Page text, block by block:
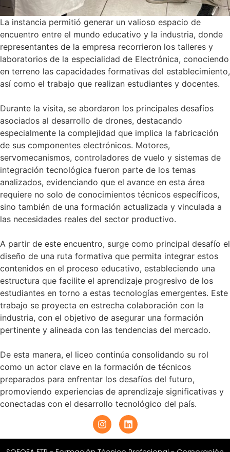
La instancia permitió generar un valioso espacio de
encuentro entre el mundo educativo y la industria, donde
representantes de la empresa recorrieron los talleres y
laboratorios de la especialidad de Electrónica, conociendo
en terreno las capacidades formativas del establecimiento,
así como el trabajo que realizan estudiantes y docentes.
Durante la visita, se abordaron los principales desafíos
asociados al desarrollo de drones, destacando
especialmente la complejidad que implica la fabricación
de sus componentes electrónicos. Motores,
servomecanismos, controladores de vuelo y sistemas de
integración tecnológica fueron parte de los temas
analizados, evidenciando que el avance en esta área
requiere no solo de conocimientos técnicos específicos,
sino también de una formación actualizada y vinculada a
las necesidades reales del sector productivo.
A partir de este encuentro, surge como principal desafío el
diseño de una ruta formativa que permita integrar estos
contenidos en el proceso educativo, estableciendo una
estructura que facilite el aprendizaje progresivo de los
estudiantes en torno a estas tecnologías emergentes. Este
trabajo se proyecta en estrecha colaboración con la
industria, con el objetivo de asegurar una formación
pertinente y alineada con las tendencias del mercado.
De esta manera, el liceo continúa consolidando su rol
como un actor clave en la formación de técnicos
preparados para enfrentar los desafíos del futuro,
promoviendo experiencias de aprendizaje significativas y
conectadas con el desarrollo tecnológico del país.